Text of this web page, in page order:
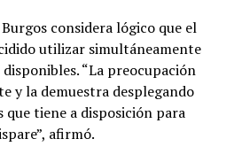
considera lógico que el
utilizar simultáneamente
“La preocupación
y la demuestra desplegando
tiene a disposición para
afirmó.